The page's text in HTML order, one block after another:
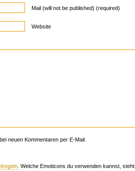
Mail (will not be published) (required)
Website
neuen Kommentaren per E-Mail.
. Welche Emoticons du verwenden kannst, steht